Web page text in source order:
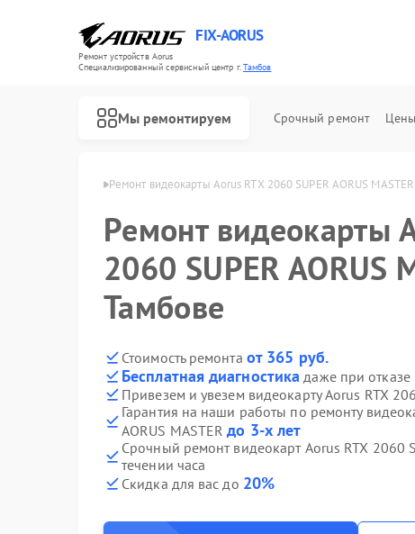
FIX-AORUS
Ремонт устройств Aorus
Специализированный cервисный центр г.Тамбов
Мы ремонтируем Срочный ремонт
Ремонт видеокарты Aorus RTX 2060 SUPER AORUS
Ремонт видеокарты
2060 SUPER AORUS
Тамбове
Стоимость ремонта от 365 руб.
Бесплатная диагностика даже при отказе
Привезем и увезем видеокарту Aorus RTX
Гарантия на наши работы по ремонту
AORUS MASTERдо 3-х лет
Срочный ремонт видеокарт Aorus RTX 2060
течении часа
Скидка для вас до 20%